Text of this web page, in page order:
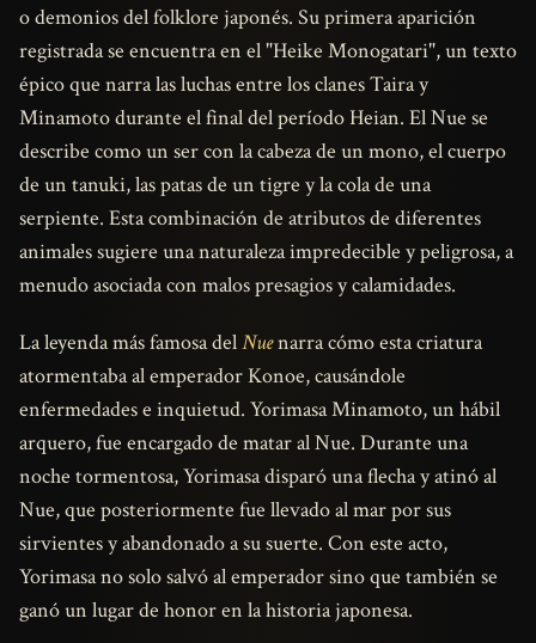
o demonios del folklore japonés. Su primera aparición
registrada se encuentra en el "Heike Monogatari", un texto
épico que narra las luchas entre los clanes Taira y
Minamoto durante el final del período Heian. El Nue se
describe como un ser con la cabeza de un mono, el cuerpo
de un tanuki, las patas de un tigre y la cola de una
serpiente. Esta combinación de atributos de diferentes
animales sugiere una naturaleza impredecible y peligrosa, a
menudo asociada con malos presagios y calamidades.
La leyenda más famosa delNuenarra cómo esta criatura
atormentaba al emperador Konoe, causándole
enfermedades e inquietud. Yorimasa Minamoto, un hábil
arquero, fue encargado de matar al Nue. Durante una
noche tormentosa, Yorimasa disparó una flecha y atinó al
Nue, que posteriormente fue llevado al mar por sus
sirvientes y abandonado a su suerte. Con este acto,
Yorimasa no solo salvó al emperador sino que también se
ganó un lugar de honor en la historia japonesa.